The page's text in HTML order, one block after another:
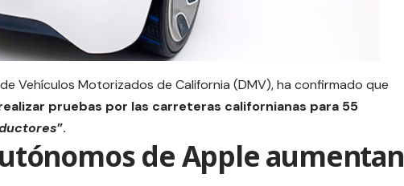
Vehículos Motorizados de California (DMV), ha confirmado que
pruebas por las carreteras californianas para 55
”.
de Apple aumentan